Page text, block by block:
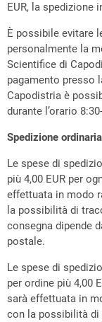
EUR, la spedizione
È possibile evitare
personalmente la
Scientifice di
pagamento presso
Capodistria è
durante l’orario
Spedizione
Le spese di
più 4,00 EUR per
effettuata in modo
la possibilità di
consegna dipende
postale.
Le spese di
per ordine più 4,00
sarà effettuata in
con la possibilità di